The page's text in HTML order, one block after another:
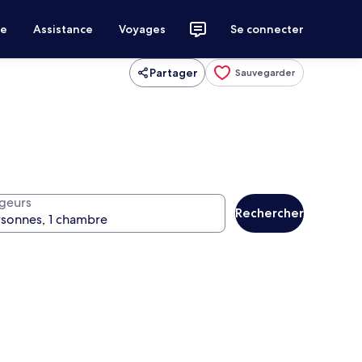
Assistance Voyages Se connecter
Partager Sauvegarder
Rechercher